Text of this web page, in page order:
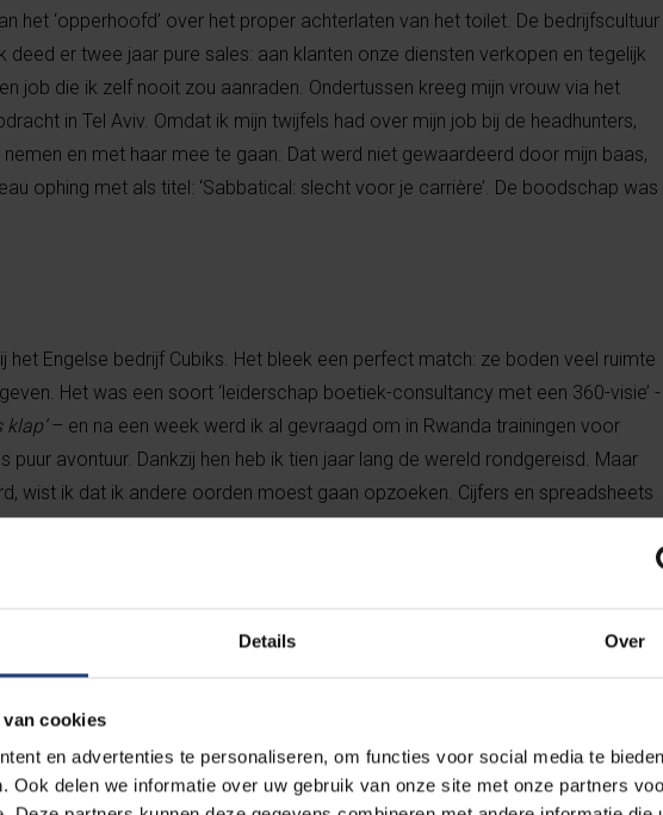
Details Over
cookies
en advertenties te personaliseren, om functies voor social media te
Ook delen we informatie over uw gebruik van onze site met onze partners
het ‘opperhoofd’ over het proper achterlaten van het toilet. De bedrijfscultuur
deed er twee jaar pure sales: aan klanten onze diensten verkopen en tegelijk
job die ik zelf nooit zou aanraden. Ondertussen kreeg mijn vrouw via het
in Tel Aviv. Omdat ik mijn twijfels had over mijn job bij de headhunters,
en met haar mee te gaan. Dat werd niet gewaardeerd door mijn baas,
ophing met als titel: ‘Sabbatical: slecht voor je carrière’. De boodschap was
het Engelse bedrijf Cubiks. Het bleek een perfect match: ze boden veel ruimte
Het was een soort ‘leiderschap boetiek-consultancy met een 360-visie’ -
– en na een week werd ik al gevraagd om in Rwanda trainingen voor
puur avontuur. Dankzij hen heb ik tien jaar lang de wereld rondgereisd. Maar
wist ik dat ik andere oorden moest gaan opzoeken. Cijfers en spreadsheets
ben ik al zeven jaar heel tevreden bij PwC, terwijl mijn eerste
zo’n mastodont te zoeken’. Ik begon als senior-manager, al snel werd ik
is emotioneel intelligent, integer en toont empathie.”